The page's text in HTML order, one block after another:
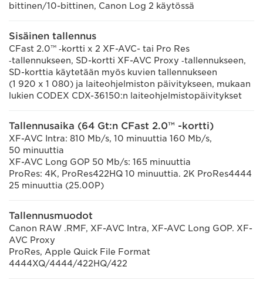
bittinen/10-bittinen, Canon Log 2 käytössä
Sisäinen tallennus
CFast 2.0™ ‑kortti x 2 XF-AVC- tai Pro Res
‑tallennukseen, SD-kortti XF-AVC Proxy ‑tallennukseen,
SD-korttia käytetään myös kuvien tallennukseen
(1 920 x 1 080) ja laiteohjelmiston päivitykseen, mukaan
lukien CODEX CDX-36150:n laiteohjelmistopäivitykset
Tallennusaika (64 Gt:n CFast 2.0™ -kortti)
XF-AVC Intra: 810 Mb/s, 10 minuuttia 160 Mb/s,
50 minuuttia
XF-AVC Long GOP 50 Mb/s: 165 minuuttia
ProRes: 4K, ProRes422HQ 10 minuuttia. 2K ProRes4444
25 minuuttia (25.00P)
Tallennusmuodot
Canon RAW .RMF, XF-AVC Intra, XF-AVC Long GOP. XF-
AVC Proxy
ProRes, Apple Quick File Format
4444XQ/4444/422HQ/422